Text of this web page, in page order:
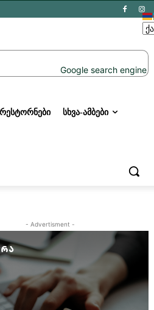
ᲠᲔᲡᲢᲝᲠᲜᲔᲑᲘ ᲡᲮᲕᲐ-ᲐᲛᲑᲔᲑᲘ
- Advertisment -